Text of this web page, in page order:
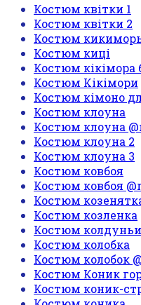
Костюм квітки 1
Костюм квітки 2
Костюм
Костюм киці
Костюм кікімора
Костюм Кікімори
Костюм кімоно
Костюм клоуна
Костюм клоуна
Костюм клоуна 2
Костюм клоуна 3
Костюм ковбоя
Костюм ковбоя
Костюм
Костюм козленка
Костюм колдуньи
Костюм колобка
Костюм колобок
Костюм Коник
Костюм коник-